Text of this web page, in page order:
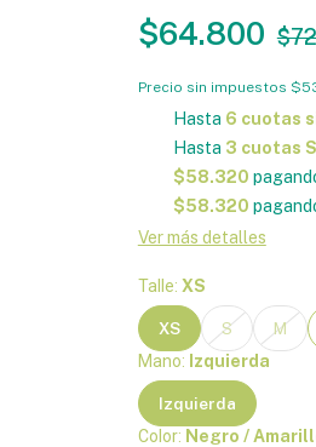
$64.800
Precio sin impuestos
Hasta 6 cuotas
Hasta 3 cuotas
$58.320
$58.320
Ver más detalles
Talle: XS
XS S M
Mano: Izquierda
Izquierda
Color: Negro /